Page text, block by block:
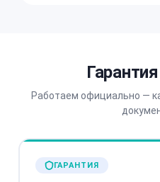
Работаем официально —
ГАРАНТИЯ